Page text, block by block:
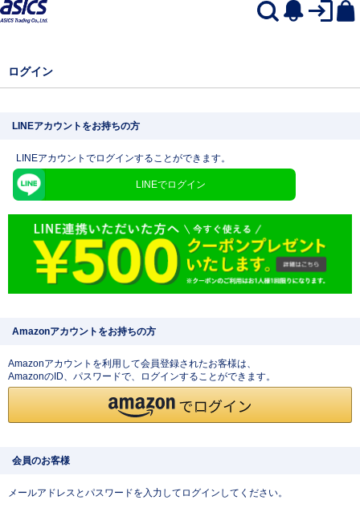
ログイン
LINEアカウントをお持ちの方
LINEアカウントでログインすることができます。
LINEでログイン
Amazonアカウントをお持ちの方
Amazonアカウントを利用して会員登録されたお客様は、
AmazonのID、パスワードで、ログインすることができます。
会員のお客様
メールアドレスとパスワードを入力してログインしてください。